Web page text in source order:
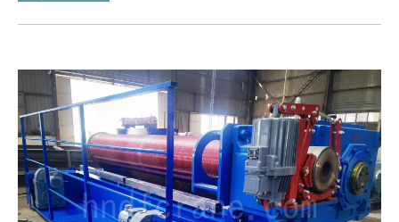
Pilipino
Українська
Čeština
Беларуская мова
Kiswahili
Norsk